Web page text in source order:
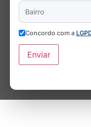
Concordo com a
Enviar